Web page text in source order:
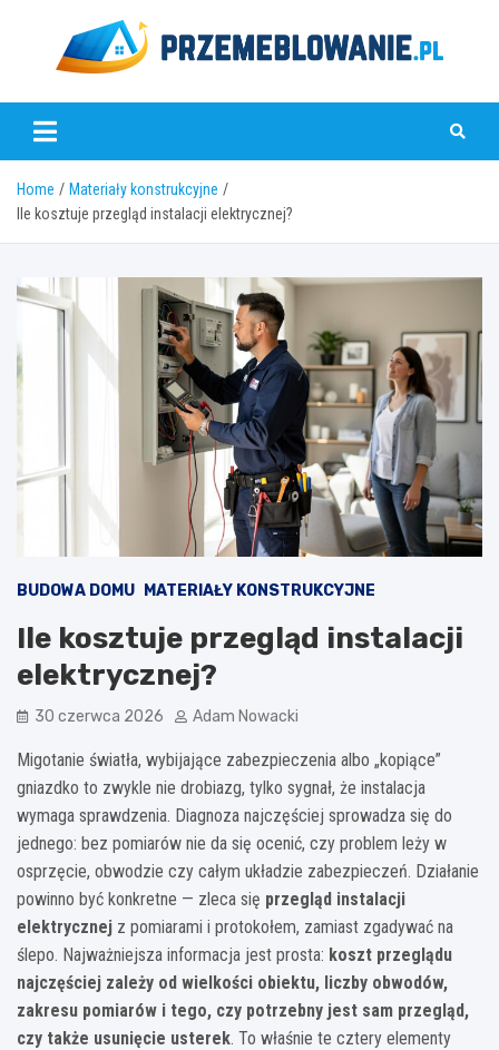
www.przemeblowanie.pl
Home
Materiały konstrukcyjne
Ile kosztuje przegląd instalacji elektrycznej?
BUDOWA DOMU MATERIAŁY KONSTRUKCYJNE
Ile kosztuje przegląd instalacji
elektrycznej?
30 czerwca 2026 Adam Nowacki
Migotanie światła, wybijające zabezpieczenia albo „kopiące”
gniazdko to zwykle nie drobiazg, tylko sygnał, że instalacja
wymaga sprawdzenia. Diagnoza najczęściej sprowadza się do
jednego: bez pomiarów nie da się ocenić, czy problem leży w
osprzęcie, obwodzie czy całym układzie zabezpieczeń. Działanie
powinno być konkretne — zleca się przegląd instalacji
elektrycznej z pomiarami i protokołem, zamiast zgadywać na
ślepo. Najważniejsza informacja jest prosta: koszt przeglądu
najczęściej zależy od wielkości obiektu, liczby obwodów,
zakresu pomiarów i tego, czy potrzebny jest sam przegląd,
czy także usunięcie usterek. To właśnie te cztery elementy